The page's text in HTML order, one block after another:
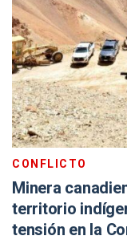
CONFLICTO
Minera
territorio
tensión en la